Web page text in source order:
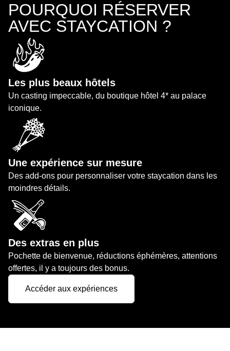
POURQUOI RÉSERVER
AVEC STAYCATION ?
Les plus beaux hôtels
Un casting impeccable, du boutique hôtel 4* au palace
iconique.
Une expérience sur mesure
Des add-ons pour personnaliser votre staycation dans les
moindres détails.
Des extras en plus
Pochette de bienvenue, réductions éphémères, attentions
offertes, il y a toujours des bonus.
Accéder aux expériences